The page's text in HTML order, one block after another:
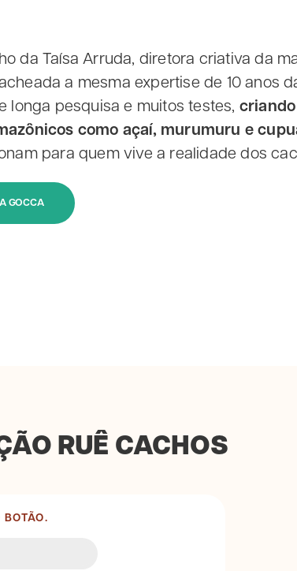
da Taísa Arruda, diretora criativa da
a mesma expertise de 10 anos
longa pesquisa e muitos testes,
como açaí, murumuru e
para quem vive a realidade dos
GOCCA
RUÊ CACHOS
BOTÃO.